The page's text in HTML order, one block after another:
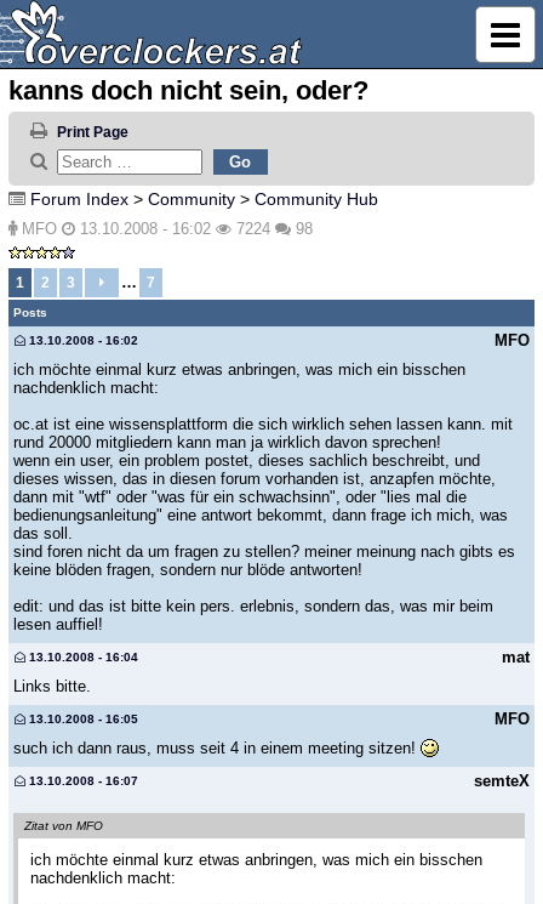
kanns doch nicht sein, oder?
Print Page
Forum Index > Community > Community Hub
MFO 13.10.2008 - 16:02 7224 98
1 2 3 … 7
Posts
MFO
13.10.2008 - 16:02
ich möchte einmal kurz etwas anbringen, was mich ein bisschen
nachdenklich macht:
oc.at ist eine wissensplattform die sich wirklich sehen lassen kann. mit
rund 20000 mitgliedern kann man ja wirklich davon sprechen!
wenn ein user, ein problem postet, dieses sachlich beschreibt, und
dieses wissen, das in diesen forum vorhanden ist, anzapfen möchte,
dann mit "wtf" oder "was für ein schwachsinn", oder "lies mal die
bedienungsanleitung" eine antwort bekommt, dann frage ich mich, was
das soll.
sind foren nicht da um fragen zu stellen? meiner meinung nach gibts es
keine blöden fragen, sondern nur blöde antworten!
edit: und das ist bitte kein pers. erlebnis, sondern das, was mir beim
lesen auffiel!
mat
13.10.2008 - 16:04
Links bitte.
MFO
13.10.2008 - 16:05
such ich dann raus, muss seit 4 in einem meeting sitzen!
semteX
13.10.2008 - 16:07
Zitat von MFO
ich möchte einmal kurz etwas anbringen, was mich ein bisschen
nachdenklich macht: